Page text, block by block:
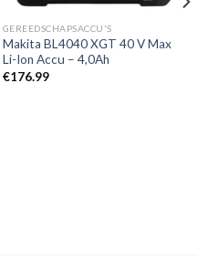
GEREEDSCHAPSACCU'S
Makita BL4040 XGT 40 V Max
Li-Ion Accu – 4,0Ah
€176.99